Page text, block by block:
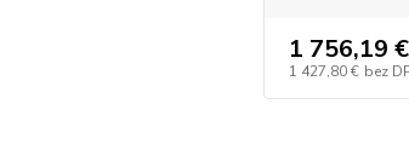
1 756,19 €
1 427,80 € bez